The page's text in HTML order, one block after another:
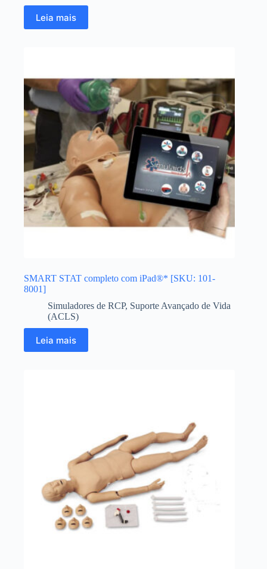
Leia mais
SMART STAT completo com iPad®* [SKU: 101-
8001]
Simuladores de RCP, Suporte Avançado de Vida
(ACLS)
Leia mais